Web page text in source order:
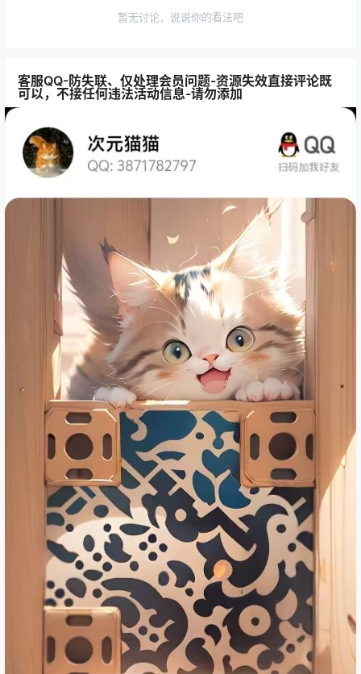
暂无讨论，说说你的看法吧
客服QQ-防失联、仅处理会员问题-资源失效直接评论既
可以，不接任何违法活动信息-请勿添加